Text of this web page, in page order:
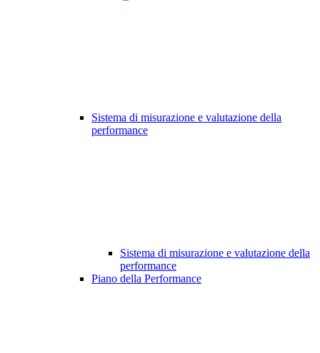
Sistema di misurazione e valutazione della
performance
Sistema di misurazione e valutazione della
performance
Piano della Performance